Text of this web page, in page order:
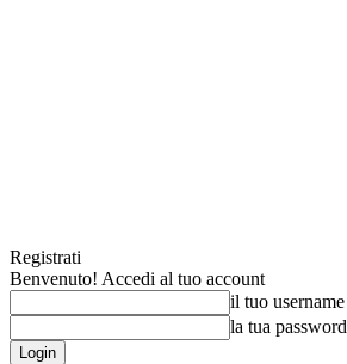
Registrati
Benvenuto! Accedi al tuo account
il tuo username
la tua password